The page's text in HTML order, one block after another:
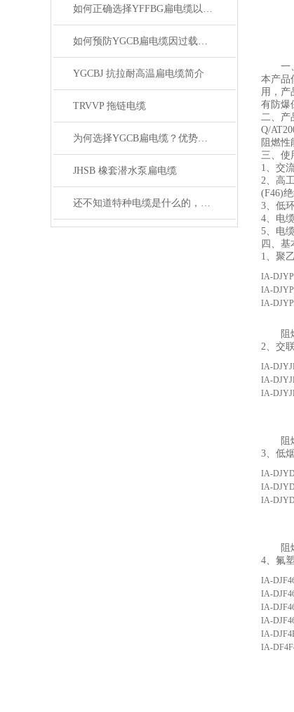
如何正确选择YFFBG扁电缆以确保安全？
如何预防YGCB扁电缆因过载而起火
YGCBJ 抗拉耐高温扁电缆简介
TRVVP 拖链电缆
为何选择YGCB扁电缆？优势与技术详解
JHSB 橡套潜水泵扁电缆
还不知道特种电缆是什么的，请看这里！
一
本产品
用，产
有防爆
二、产
Q/
阻燃性
三、使
1、交
2、高
(F46)
3、低
4、电
5、电
四、基
1、聚
IA-
IA-
IA-
阻
2、交
IA-
IA-
IA-
阻
3、低
IA-
IA-
IA-
阻
4、氟
IA-
IA-
IA-
IA-
IA-
IA-